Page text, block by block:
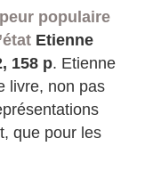
populaire
Etienne
158 p. Etienne
livre, non pas
que pour les